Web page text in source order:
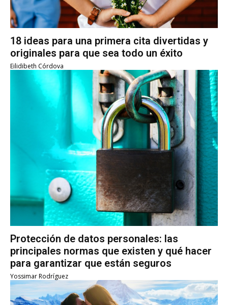
18 ideas para una primera cita divertidas y
originales para que sea todo un éxito
Eilidibeth Córdova
Protección de datos personales: las
principales normas que existen y qué hacer
para garantizar que están seguros
Yossimar Rodríguez